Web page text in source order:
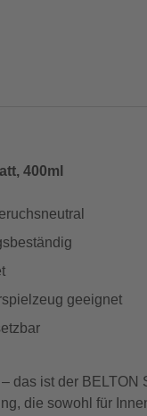
400ml
geeignet
das ist der
die sowohl für